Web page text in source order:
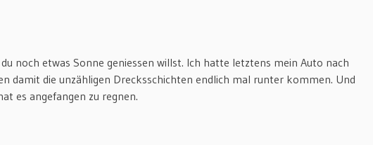
noch etwas Sonne geniessen willst. Ich hatte letztens mein Auto nach
damit die unzähligen Drecksschichten endlich mal runter kommen. Und
es angefangen zu regnen.